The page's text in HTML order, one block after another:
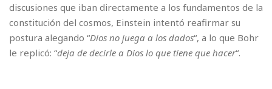
discusiones que iban directamente a los fundamentos de la
constitución del cosmos, Einstein intentó reafirmar su
postura alegando “Dios no juega a los dados“, a lo que Bohr
le replicó: “deja de decirle a Dios lo que tiene que hacer“.